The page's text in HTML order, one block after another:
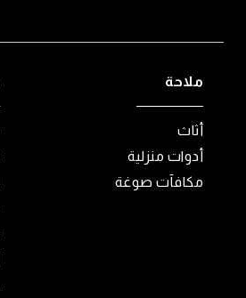
ملاحة
أثاث
أدوات منزلية
مكافآت صوغة